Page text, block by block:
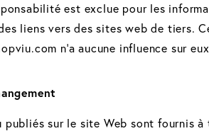
est exclue pour les
liens vers des sites web de tiers.
n'a aucune influence sur
publiés sur le site Web sont fournis